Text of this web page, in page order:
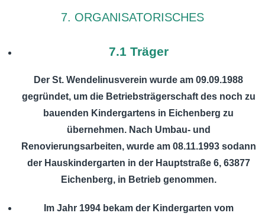
7. ORGANISATORISCHES
7.1 Träger
Der St. Wendelinusverein wurde am 09.09.1988
gegründet, um die Betriebsträgerschaft des noch zu
bauenden Kindergartens in Eichenberg zu
übernehmen. Nach Umbau- und
Renovierungsarbeiten, wurde am 08.11.1993 sodann
der Hauskindergarten in der Hauptstraße 6, 63877
Eichenberg, in Betrieb genommen.
Im Jahr 1994 bekam der Kindergarten vom